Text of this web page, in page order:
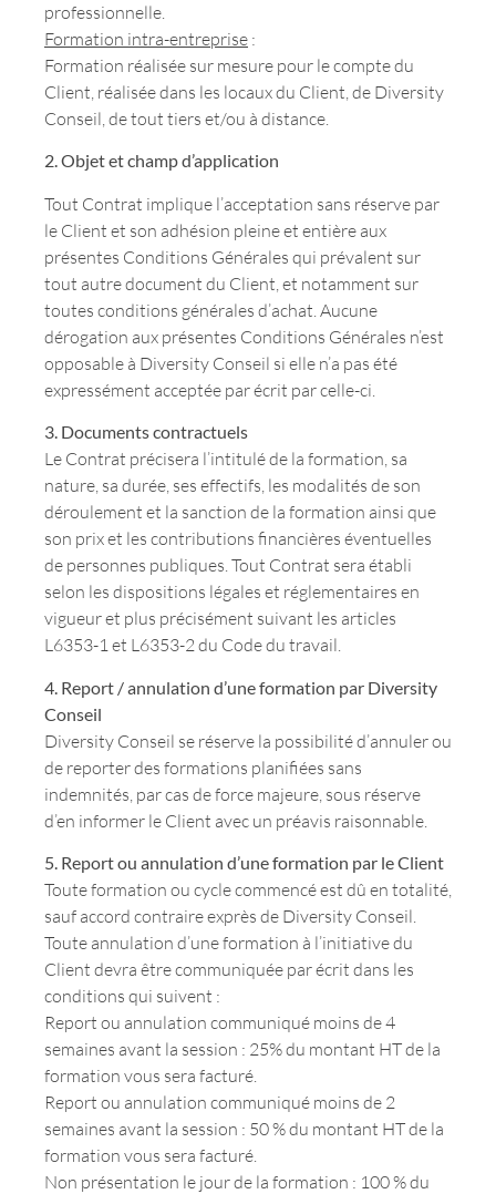
professionnelle.
Formation intra-entreprise :
Formation réalisée sur mesure pour le compte du
Client, réalisée dans les locaux du Client, de Diversity
Conseil, de tout tiers et/ou à distance.
2. Objet et champ d’application
Tout Contrat implique l’acceptation sans réserve par
le Client et son adhésion pleine et entière aux
présentes Conditions Générales qui prévalent sur
tout autre document du Client, et notamment sur
toutes conditions générales d’achat. Aucune
dérogation aux présentes Conditions Générales n’est
opposable à Diversity Conseil si elle n’a pas été
expressément acceptée par écrit par celle-ci.
3. Documents contractuels
Le Contrat précisera l’intitulé de la formation, sa
nature, sa durée, ses effectifs, les modalités de son
déroulement et la sanction de la formation ainsi que
son prix et les contributions financières éventuelles
de personnes publiques. Tout Contrat sera établi
selon les dispositions légales et réglementaires en
vigueur et plus précisément suivant les articles
L6353-1 et L6353-2 du Code du travail.
4. Report / annulation d’une formation par Diversity
Conseil
Diversity Conseil se réserve la possibilité d’annuler ou
de reporter des formations planifiées sans
indemnités, par cas de force majeure, sous réserve
d’en informer le Client avec un préavis raisonnable.
5. Report ou annulation d’une formation par le Client
Toute formation ou cycle commencé est dû en totalité,
sauf accord contraire exprès de Diversity Conseil.
Toute annulation d’une formation à l’initiative du
Client devra être communiquée par écrit dans les
conditions qui suivent :
Report ou annulation communiqué moins de 4
semaines avant la session : 25% du montant HT de la
formation vous sera facturé.
Report ou annulation communiqué moins de 2
semaines avant la session : 50 % du montant HT de la
formation vous sera facturé.
Non présentation le jour de la formation : 100 % du